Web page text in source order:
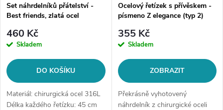
Set náhrdelníků přátelství -
Best friends, zlatá ocel
460 Kč
Skladem
DO KOŠÍKU
Materiál: chirurgická ocel 316L
Délka každého řetízku: 45 cm
Ocelový řetízek s přívěskem -
písmeno Z elegance (typ 2)
355 Kč
Skladem
ZOBRAZIT
Překrásně vyhotovený
náhrdelník z chirurgické oceli